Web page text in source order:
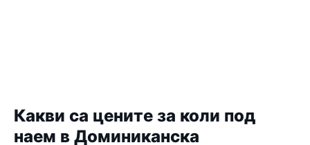
Какви са цените за коли под
наем в Доминиканска